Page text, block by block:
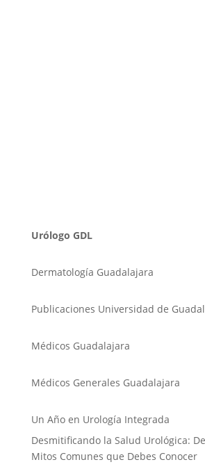
Urólogo GDL
Dermatología Guadalajara
Publicaciones Universidad de
Médicos Guadalajara
Médicos Generales Guadalajara
Un Año en Urología Integrada
Desmitificando la Salud Urológica:
Mitos Comunes que Debes Conocer